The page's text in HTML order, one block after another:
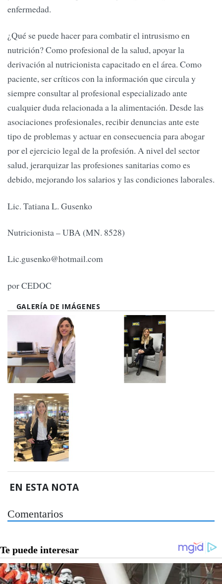
enfermedad.
¿Qué se puede hacer para combatir el intrusismo en
nutrición? Como profesional de la salud, apoyar la
derivación al nutricionista capacitado en el área. Como
paciente, ser críticos con la información que circula y
siempre consultar al profesional especializado ante
cualquier duda relacionada a la alimentación. Desde las
asociaciones profesionales, recibir denuncias ante este
tipo de problemas y actuar en consecuencia para abogar
por el ejercicio legal de la profesión. A nivel del sector
salud, jerarquizar las profesiones sanitarias como es
debido, mejorando los salarios y las condiciones laborales.
Lic. Tatiana L. Gusenko
Nutricionista – UBA (MN. 8528)
Lic.gusenko@hotmail.com
por CEDOC
GALERÍA DE IMÁGENES
EN ESTA NOTA
Comentarios